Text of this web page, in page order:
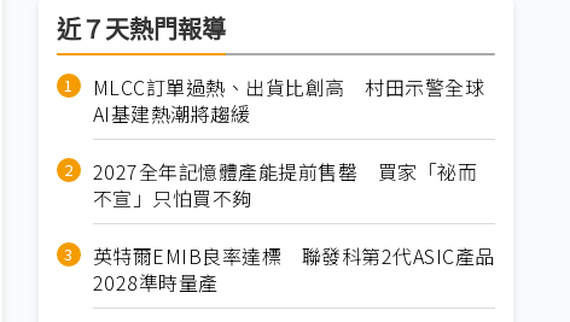
近７天熱門報導
MLCC訂單過熱、出貨比創高 村田示警全球
AI基建熱潮將趨緩
2027全年記憶體產能提前售罄 買家「祕而
不宣」只怕買不夠
英特爾EMIB良率達標 聯發科第2代ASIC產品
2028準時量產